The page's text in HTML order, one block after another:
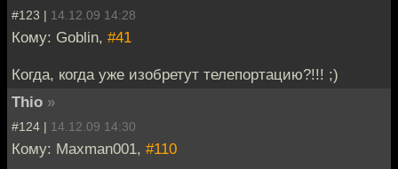
#123 | 14.12.09 14:28
Кому: Goblin, #41
Когда, когда уже изобретут телепортацию?!!! ;)
Thio »
#124 | 14.12.09 14:30
Кому: Maxman001, #110